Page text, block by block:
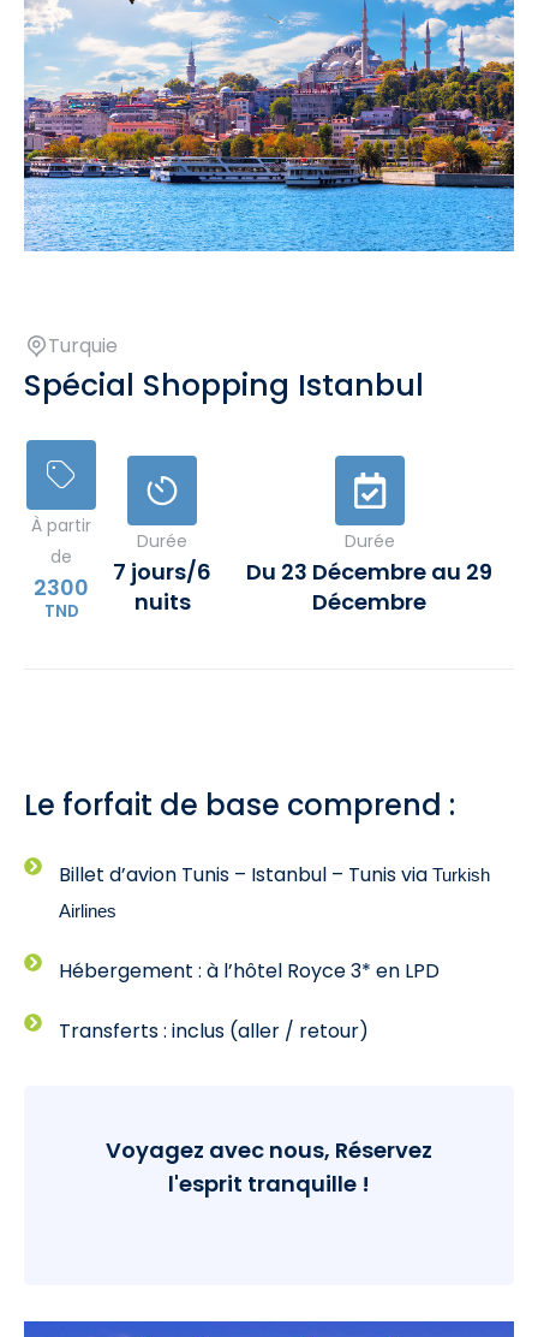
Turquie
Spécial Shopping Istanbul
À partir
de
2300
TND
Durée
7 jours/6
nuits
Durée
Du 23 Décembre au 29
Décembre
Le forfait de base comprend :
Billet d’avion Tunis – Istanbul – Tunis via Turkish
Airlines
Hébergement : à l’hôtel Royce 3* en LPD
Transferts : inclus (aller / retour)
Voyagez avec nous, Réservez
l'esprit tranquille !